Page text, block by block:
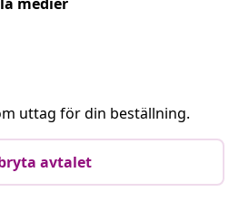
uttag för din beställning.
avtalet